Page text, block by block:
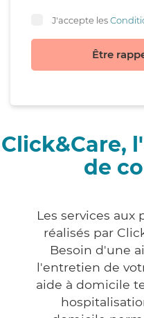
J'accepte les
Être
Click&Care,
de
Les services aux
réalisés par
Besoin d'une
l'entretien de
aide à domicile